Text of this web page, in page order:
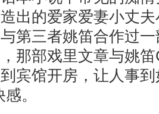
出的爱家爱妻小丈
第三者姚笛合作过
那部戏里文章与姚
宾馆开房，让人事
。